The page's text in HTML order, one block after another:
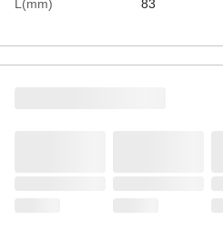
L(mm)
83
重さ
40.000G